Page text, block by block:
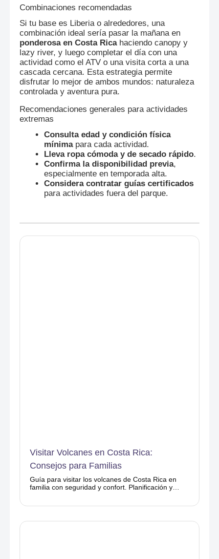
Combinaciones recomendadas
Si tu base es Liberia o alrededores, una
combinación ideal sería pasar la mañana en
ponderosa en Costa Ricahaciendo canopy y
lazy river, y luego completar el día con una
actividad como el ATV o una visita corta a una
cascada cercana. Esta estrategia permite
disfrutar lo mejor de ambos mundos: naturaleza
controlada y aventura pura.
Recomendaciones generales para actividades
extremas
Consulta edad y condición física
mínimapara cada actividad.
Lleva ropa cómoda y de secado rápido.
Confirma la disponibilidad previa,
especialmente en temporada alta.
Considera contratar guías certificados
para actividades fuera del parque.
Visitar Volcanes en Costa Rica:
Consejos para Familias
Guía para visitar los volcanes de Costa Rica en
familia con seguridad y confort. Planificación y